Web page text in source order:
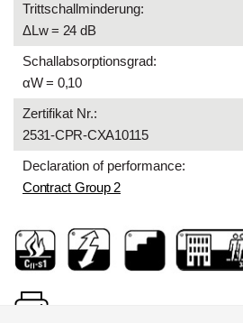
Trittschallminderung:
ΔLw = 24 dB
Schallabsorptionsgrad:
αW = 0,10
Zertifikat Nr.:
2531-CPR-CXA10115
Declaration of performance:
Contract Group 2